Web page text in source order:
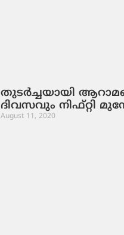
തുടര്‍ച്ചയായി
ദിവസവും നിഫ്‌റ്റി
August 11, 2020